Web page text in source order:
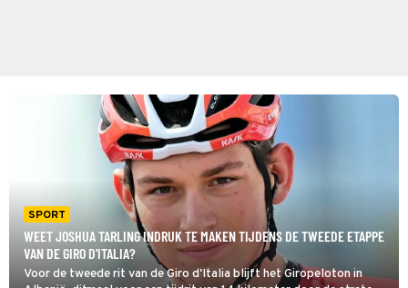
SPORT
WEET JOSHUA TARLING INDRUK TE MAKEN TIJDENS DE TWEEDE ETAPPE
VAN DE GIRO D'ITALIA?
Voor de tweede rit van de Giro d'Italia blijft het Giropeloton in